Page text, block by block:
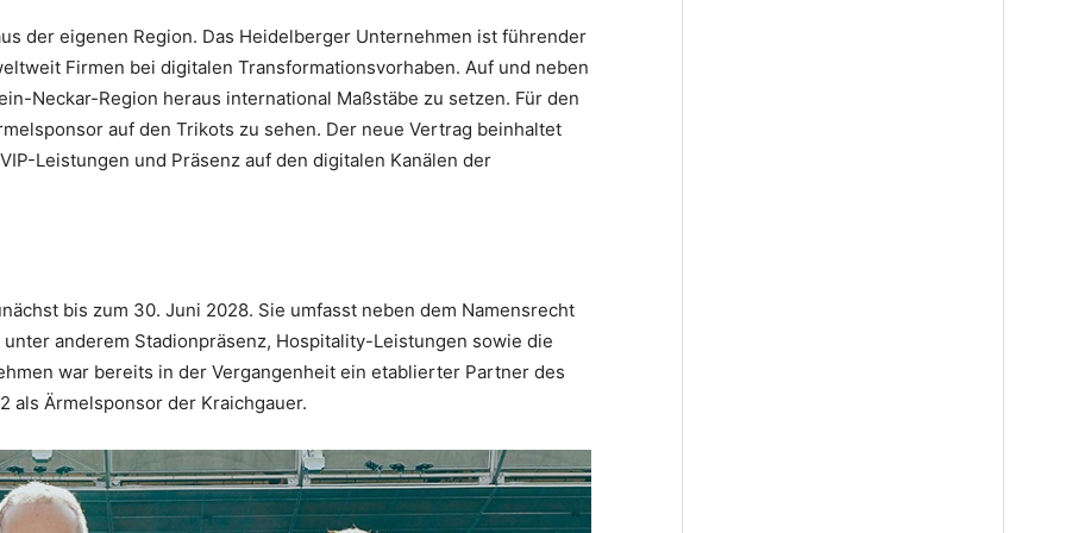
der eigenen Region. Das Heidelberger Unternehmen ist führender
Firmen bei digitalen Transformationsvorhaben. Auf und neben
Neckar-Region heraus international Maßstäbe zu setzen. Für den
auf den Trikots zu sehen. Der neue Vertrag beinhaltet
Leistungen und Präsenz auf den digitalen Kanälen der
bis zum 30. Juni 2028. Sie umfasst neben dem Namensrecht
anderem Stadionpräsenz, Hospitality-Leistungen sowie die
war bereits in der Vergangenheit ein etablierter Partner des
als Ärmelsponsor der Kraichgauer.